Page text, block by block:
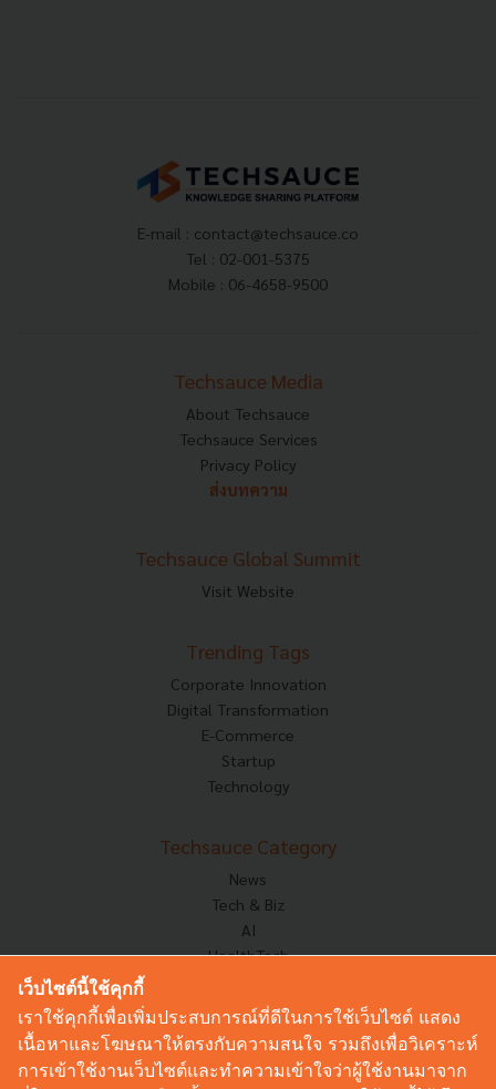
E-mail : contact@techsauce.co
Tel : 02-001-5375
Mobile : 06-4658-9500
Techsauce Media
About Techsauce
Techsauce Services
Privacy Policy
ส่งบทความ
Techsauce Global Summit
Visit Website
Trending Tags
Corporate Innovation
Digital Transformation
E-Commerce
Startup
Technology
Techsauce Category
News
Tech & Biz
AI
HealthTech
Corp Innov
Saucy Thoughts
Based On
Sustainable
เว็บไซต์นี้ใช้คุกกี้
เราใช้คุกกี้เพื่อเพิ่มประสบการณ์ที่ดีในการใช้เว็บไซต์ แสดง
เนื้อหาและโฆษณาให้ตรงกับความสนใจ รวมถึงเพื่อวิเคราะห์
การเข้าใช้งานเว็บไซต์และทำความเข้าใจว่าผู้ใช้งานมาจาก